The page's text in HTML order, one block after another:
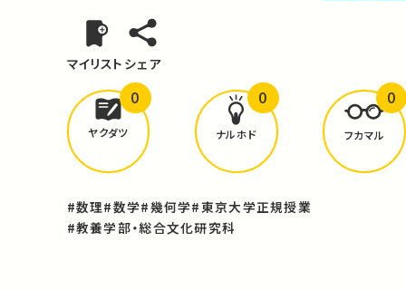
マイリスト シェア
どんな学びがありましたか？
ヤクダツ
0
ナルホド
0
フカマル
0
#数理#数学#幾何学#東京大学正規授業
#教養学部・総合文化研究科